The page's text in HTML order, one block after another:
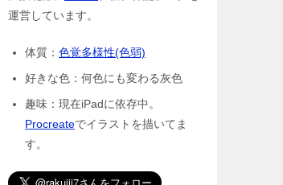
運営しています。
体質： 色覚多様性(色弱)
好きな色：何色にも変わる灰色
趣味：現在iPadに依存中。
Procreateでイラストを描いてま
す。